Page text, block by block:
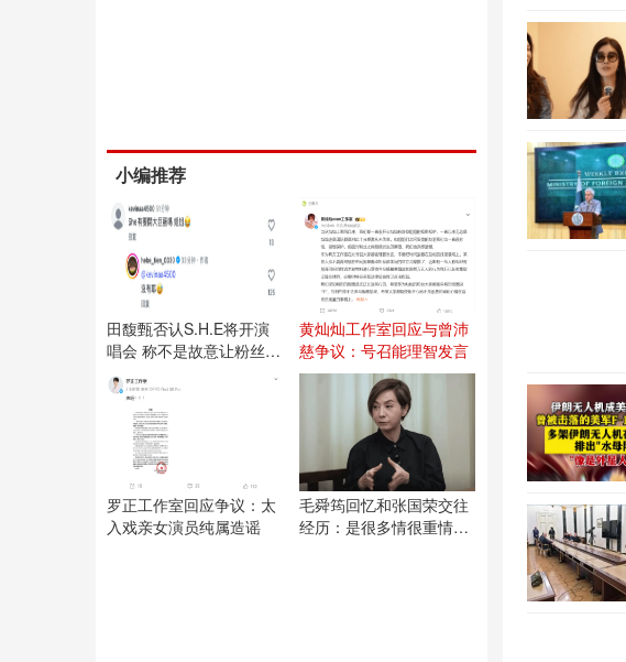
小编推荐
田馥甄否认S.H.E将开演
唱会 称不是故意让粉丝失
望
黄灿灿工作室回应与曾沛
慈争议：号召能理智发言
罗正工作室回应争议：太
入戏亲女演员纯属造谣
毛舜筠回忆和张国荣交往
经历：是很多情很重情的